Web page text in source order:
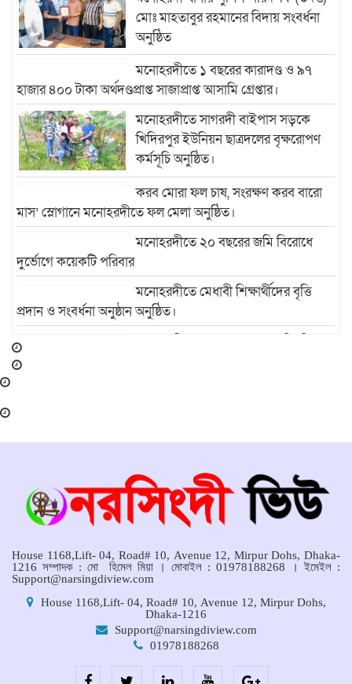
মোঃ মাহতাবুর রহমানের বিদায় সংবর্ধনা
অনুষ্ঠিত
মনোহরদীতে ১ বছরের কারাদণ্ড ও ৯৭
হাজার ৪০০ টাকা অর্থদণ্ডপ্রাপ্ত সাজাপ্রাপ্ত আসামি গ্রেপ্তার।
মনোহরদীতে সাগরদী বাইপাস সড়কে
খিদিরপুর ইউনিয়ন ছাত্রদলের বৃক্ষরোপণ
কর্মসূচি অনুষ্ঠিত।
করব মোরা ফল চাষ, সংরক্ষণ করব বারো
মাস’ স্লোগানে মনোহরদীতে ফল মেলা অনুষ্ঠিত।
মনোহরদীতে ২০ বছরের জমি বিরোধে
দুর্ভোগে কয়েকটি পরিবার
মনোহরদীতে মেধাবী শিক্ষার্থীদের বৃত্তি
প্রদান ও সংবর্ধনা অনুষ্ঠান অনুষ্ঠিত।
মানুষের সংবাদ প্রকাশের জেরে সাংবাদিক লাঞ্ছিতের অভিযোগ।
House 1168,Lift- 04, Road# 10, Avenue 12, Mirpur Dohs, Dhaka-
1216 সম্পাদক : মো হিমেল মিয়া । মোবাইল : 01978188268 । ইমেইল :
Support@narsingdiview.com
House 1168,Lift- 04, Road# 10, Avenue 12, Mirpur Dohs,
Dhaka-1216
Support@narsingdiview.com
01978188268